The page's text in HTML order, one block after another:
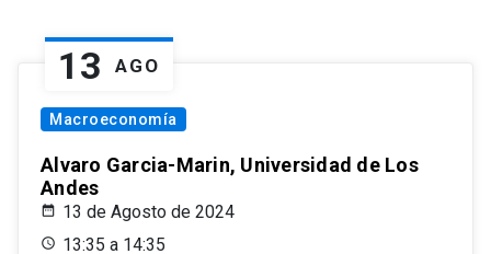
13 AGO
Macroeconomía
Alvaro Garcia-Marin, Universidad de Los
Andes
13 de Agosto de 2024
13:35 a 14:35